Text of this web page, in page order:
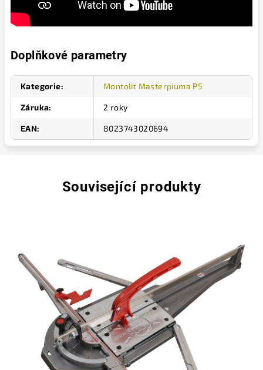
Doplňkové parametry
Kategorie: Montolit Masterpiuma P5
Záruka: 2 roky
EAN: 8023743020694
Související produkty